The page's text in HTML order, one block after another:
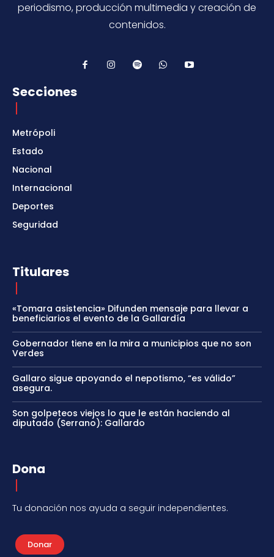
periodismo, producción multimedia y creación de
contenidos.
Secciones
Metrópoli
Estado
Nacional
Internacional
Deportes
Seguridad
Titulares
«Tomara asistencia» Difunden mensaje para llevar a
beneficiarios el evento de la Gallardía
Gobernador tiene en la mira a municipios que no son
Verdes
Gallaro sigue apoyando el nepotismo, “es válido”
asegura.
Son golpeteos viejos lo que le están haciendo al
diputado (Serrano): Gallardo
Dona
Tu donación nos ayuda a seguir independientes.
Donar